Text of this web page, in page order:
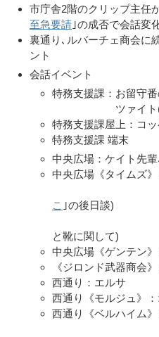
市庁舎2階のクリップ主任
至急要請 ｣の成否で会話変
裏通り､ルバーチェ商会に
ント
会話イベント
特務支援課：お留守
ツァイト(ティ
特務支援課屋上：コ
特務支援課 端末
中央広場：ケイト先
中央広場《タイムズ
ベイ
こ ｣の後日談)
プラダ､ハ
と靴に関して)
中央広場《ゲンテン
《ジロンド武器商会
西通り：エルサ
西通り《モルジュ》
西通り《ベルハイム
レイテお